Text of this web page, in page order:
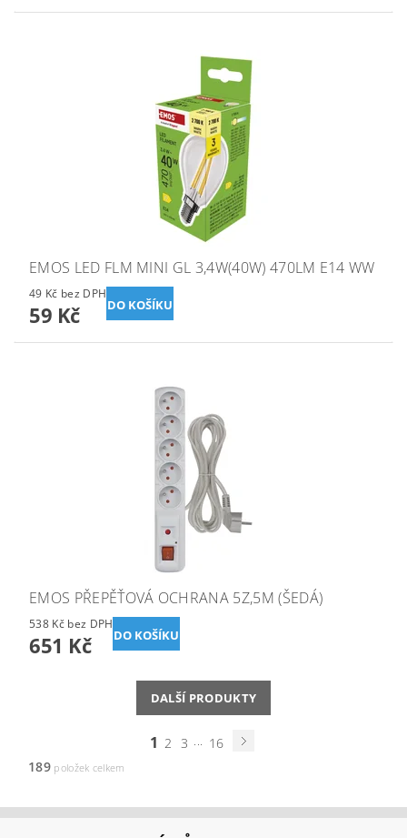
EMOS LED FLM MINI GL 3,4W(40W) 470LM E14 WW
49 Kč bez DPH
59 Kč
EMOS PŘEPĚŤOVÁ OCHRANA 5Z,5M (ŠEDÁ)
538 Kč bez DPH
651 Kč
DALŠÍ PRODUKTY
1 2 3 ... 16
189položek celkem